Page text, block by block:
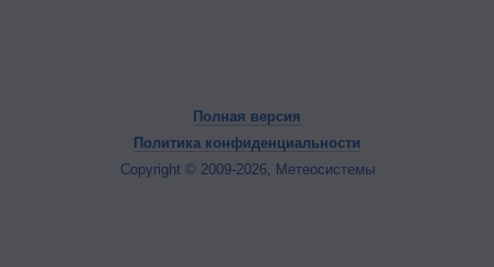
Полная версия
Политика конфиденциальности
Copyright © 2009-2026, Метеосистемы